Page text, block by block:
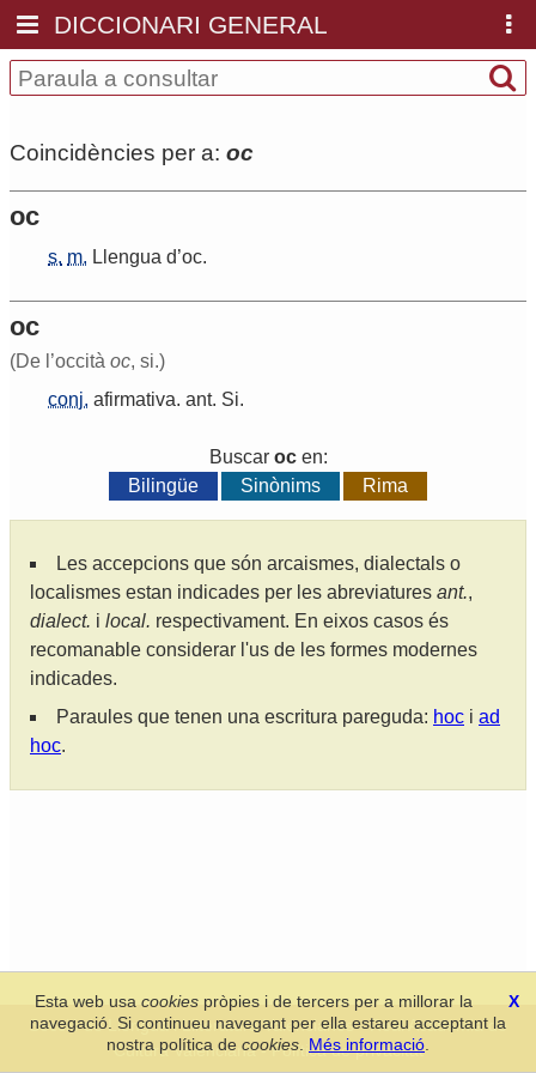
DICCIONARI GENERAL
Coincidències per a: oc
oc
s. m. Llengua d’oc.
oc
(De l’occità oc, si.)
conj. afirmativa. ant. Si.
Buscar ocen:
Bilingüe
Sinònims Rima
Les accepcions que són arcaismes, dialectals o
localismes estan indicades per les abreviatures ant.,
dialect. i local. respectivament. En eixos casos és
recomanable considerar l'us de les formes modernes
indicades.
Paraules que tenen una escritura pareguda: hoc i ad
hoc.
Secció de Llengua i Lliteratura Valencianes-Real Acadèmia de
Cultura Valenciana-Política de privacitat
X
Esta web usacookies pròpies i de tercers per a millorar la
navegació. Si continueu navegant per ella estareu acceptant la
nostra política de cookies Més informació